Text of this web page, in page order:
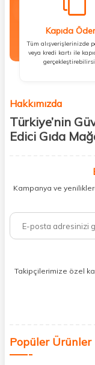
Kapıda
Tüm alışverişlerinizde
veya kredi kartı ile
Hakkımızda
Türkiye’nin
Edici Gıda
kişisel bakım hem de
buluşturuyoruz. Artık
ihtiyacınız olan her
%100 orijinal kozmetik
vücudunuzu
minerallere kadar
sunuyoruz.
buluşturuyor ve online
Sağlık, güzellik ve iyi
Kampanya ve
Takipçilerimize özel
Popüler Ürünler